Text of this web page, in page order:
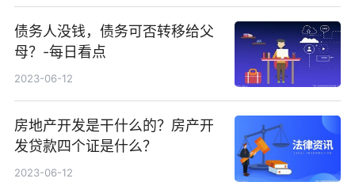
债务人没钱，债务可否转移给父
母？-每日看点
2023-06-12
房地产开发是干什么的？房产开
发贷款四个证是什么？
2023-06-12